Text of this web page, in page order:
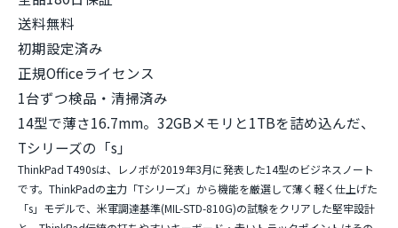
送料無料
初期設定済み
正規Officeライセンス
1台ずつ検品・清掃済み
14型で薄さ16.7mm。32GBメモリと1TBを詰め込んだ、
Tシリーズの「s」
ThinkPad T490sは、レノボが2019年3月に発表した14型のビジネスノート
です。ThinkPadの主力「Tシリーズ」から機能を厳選して薄く軽く仕上げた
「s」モデルで、米軍調達基準(MIL-STD-810G)の試験をクリアした堅牢設計